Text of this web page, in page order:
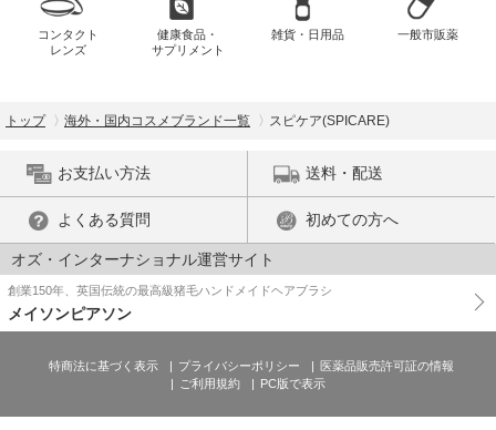
コンタクト
レンズ
健康食品・
サプリメント
雑貨・日用品 一般市販薬
トップ 海外・国内コスメブランド一覧 スピケア(SPICARE)
お支払い方法 送料・配送
よくある質問 初めての方へ
オズ・インターナショナル運営サイト
創業150年、英国伝統の最高級猪毛ハンドメイドヘアブラシ
メイソンピアソン
特商法に基づく表示 プライバシーポリシー
医薬品販売許可証の情報
ご利用規約
PC版で表示